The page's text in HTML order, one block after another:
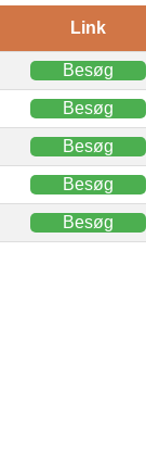
Link
Besøg
Besøg
Besøg
Besøg
Besøg